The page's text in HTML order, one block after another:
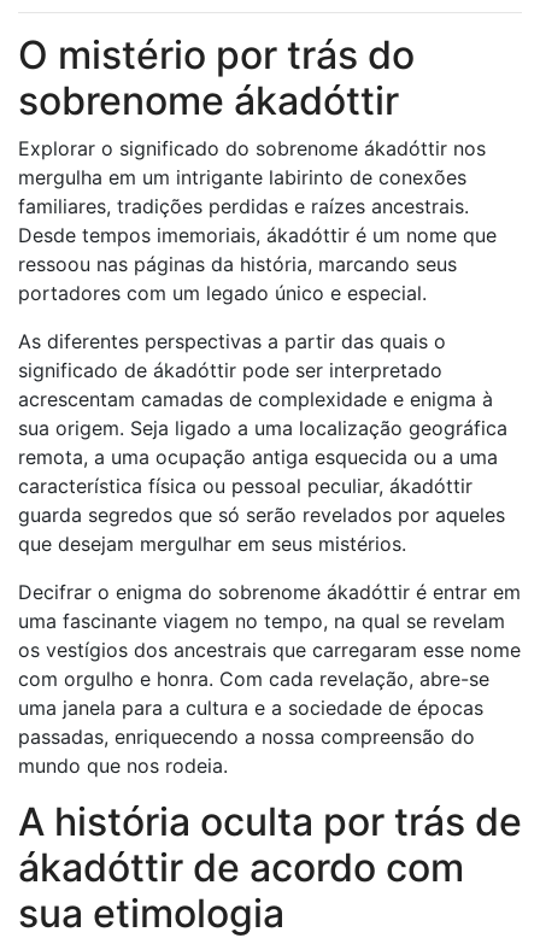
O mistério por trás do
sobrenome ákadóttir
Explorar o significado do sobrenome ákadóttir nos
mergulha em um intrigante labirinto de conexões
familiares, tradições perdidas e raízes ancestrais.
Desde tempos imemoriais, ákadóttir é um nome que
ressoou nas páginas da história, marcando seus
portadores com um legado único e especial.
As diferentes perspectivas a partir das quais o
significado de ákadóttir pode ser interpretado
acrescentam camadas de complexidade e enigma à
sua origem. Seja ligado a uma localização geográfica
remota, a uma ocupação antiga esquecida ou a uma
característica física ou pessoal peculiar, ákadóttir
guarda segredos que só serão revelados por aqueles
que desejam mergulhar em seus mistérios.
Decifrar o enigma do sobrenome ákadóttir é entrar em
uma fascinante viagem no tempo, na qual se revelam
os vestígios dos ancestrais que carregaram esse nome
com orgulho e honra. Com cada revelação, abre-se
uma janela para a cultura e a sociedade de épocas
passadas, enriquecendo a nossa compreensão do
mundo que nos rodeia.
A história oculta por trás de
ákadóttir de acordo com
sua etimologia